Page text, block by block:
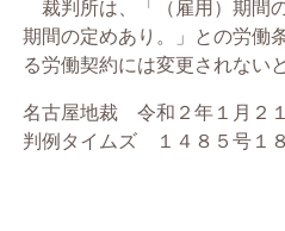
裁判所は、「（雇用）期間
期間の定めあり。」との労働
る労働契約には変更されない
名古屋地裁 令和２年１月２
判例タイムズ １４８５号１